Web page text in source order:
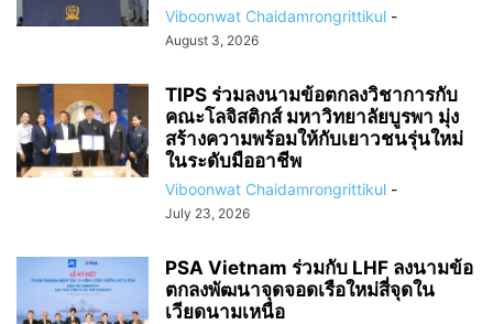
Viboonwat Chaidamrongrittikul -
August 3, 2026
TIPS ร่วมลงนามข้อตกลงวิชาการกับ
คณะโลจิสติกส์ มหาวิทยาลัยบูรพา มุ่ง
สร้างความพร้อมให้กับเยาวชนรุ่นใหม่
ในระดับมืออาชีพ
Viboonwat Chaidamrongrittikul -
July 23, 2026
PSA Vietnam ร่วมกับ LHF ลงนามข้อ
ตกลงพัฒนาจุดจอดเรือใหม่สี่จุดใน
เวียดนามเหนือ